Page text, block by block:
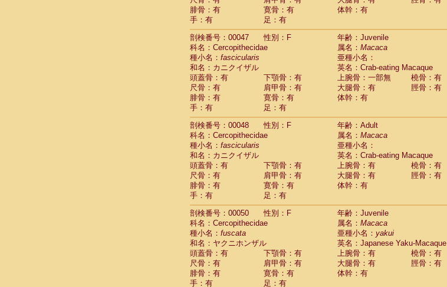
CercopithecidaeMiopithecus talapoin
CercopithecidaeCercopithecinae spp.
CercopithecidaeColobus angolensis
CercopithecidaeColobus guereza (0)
Cercopithecidae Colobus polykomos(0)
Cercopithecidae Piliocolobus badius(0)
Cercopithecidae Kasi senex vetulus(1)
CercopithecidaeKasi senex
CercopithecidaeNasalis larvatus(0)
CercopithecidaePresbytes melalophos
CercopithecidaePygathrix nemaeus
CercopithecidaeSemnopithecus entellus
Cercopithecidae Trachypithecus cristatus(0)
Cercopithecidae Trachypithecus francoisi
Cercopithecidae Trachypithecus obscurus(4)
CercopithecidaeTrachypithecus pileatus
CercopithecidaeColobinae spp.(0)
CercopithecidaePresbytesinaespp.(0)
CercopithecidaeCercopithecidae
HylobatidaeHoolock hoolock(1)
HylobatidaeHylobates agilis
HylobatidaeHylobates klossii (0)
Hylobatidae
HylobatidaeHylobates moloch(2)
Hylobatidae Hylobates muelleri(0)
HylobatidaeHylobates pileatus(3)
Hylobatidae Hylobates
腓骨：有
寛骨：有
体幹：有
手：有
足：有
剖検番号：00047
性別：F
年齢：Juvenile
科名：Cercopithecidae
属名： Macaca
種小名： fascicularis
亜種小名：
和名：カニクイザル
英名：Crab-eating Macaque
頭蓋骨：有
下顎骨：有 上腕骨：一部無
橈骨：有
尺骨：有
肩甲骨：有 大腿骨：有
脛骨：有
腓骨：有
寛骨：有
体幹：有
手：有
足：有
剖検番号：00048
性別：F
年齢：Adult
科名：Cercopithecidae
属名： Macaca
種小名： fascicularis
亜種小名：
和名：カニクイザル
英名：Crab-eating Macaque
頭蓋骨：有
下顎骨：有 上腕骨：有
橈骨：有
尺骨：有
肩甲骨：有 大腿骨：有
脛骨：有
腓骨：有
寛骨：有
体幹：有
手：有
足：有
剖検番号：00050
性別：F
年齢：Juvenile
科名：Cercopithecidae
属名： Macaca
種小名： fuscata 亜種小名： yakui
和名：ヤクニホンザル
英名：Japanese Yaku-Macaque
頭蓋骨：有
下顎骨：有 上腕骨：有
橈骨：有
尺骨：有
肩甲骨：有 大腿骨：有
脛骨：有
腓骨：有
寛骨：有
体幹：有
手：有
足：有